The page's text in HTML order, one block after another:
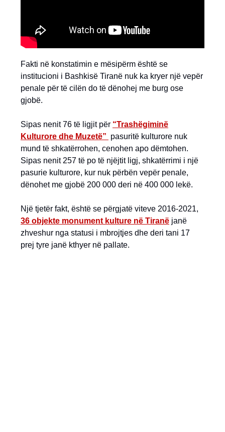
Fakti në konstatimin e mësipërm është se
institucioni i Bashkisë Tiranë nuk ka kryer një vepër
penale për të cilën do të dënohej me burg ose
gjobë.
Sipas nenit 76 të ligjit për “Trashëgiminë
Kulturore dhe Muzetë” pasuritë kulturore nuk
mund të shkatërrohen, cenohen apo dëmtohen.
Sipas nenit 257 të po të njëjtit ligj, shkatërrimi i një
pasurie kulturore, kur nuk përbën vepër penale,
dënohet me gjobë 200 000 deri në 400 000 lekë.
Një tjetër fakt, është se përgjatë viteve 2016-2021,
36 objekte monument kulture në Tiranë janë
zhveshur nga statusi i mbrojtjes dhe deri tani 17
prej tyre janë kthyer në pallate.